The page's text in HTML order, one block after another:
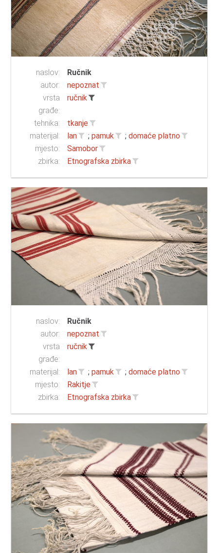
naslov:
Ručnik
autor:
nepoznat
vrsta
građe:
ručnik
tehnika:
tkanje
materijal:
lan ; pamuk ; domaće platno
mjesto:
Samobor
zbirka:
Etnografska zbirka
naslov:
Ručnik
autor:
nepoznat
vrsta
građe:
ručnik
materijal: lan ; pamuk ; domaće platno
mjesto:
Rakitje
zbirka:
Etnografska zbirka